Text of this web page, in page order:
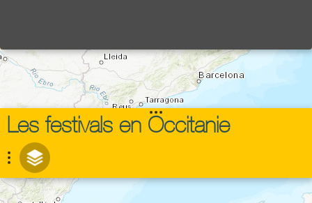
Les festivals en Occitanie